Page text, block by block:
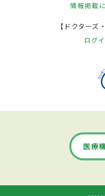
情報掲載
【ドクターズ
ログ
医療